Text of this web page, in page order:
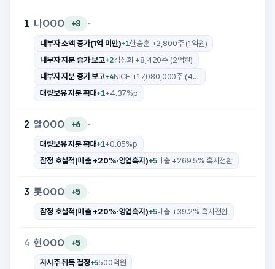
1 나OOO +8 -
내부자 소액 증가(1억 미만)+1한승훈 +2,800주 (1억원)
내부자 지분 증가 보고+2김성희 +8,420주 (2억원)
내부자 지분 증가 보고+4
NICE +17,080,000주 (4,808억원)
대량보유 지분 확대+1+4.37%p
2 알OOO +6 -
대량보유 지분 확대+1+0.05%p
잠정 호실적(매출 +20%·영업흑자)+5매출 +269.5% 흑자전환
3 롯OOO +5 -
잠정 호실적(매출 +20%·영업흑자)+5매출 +39.2% 흑자전환
4 현OOO +5 -
자사주 취득 결정+5500억원